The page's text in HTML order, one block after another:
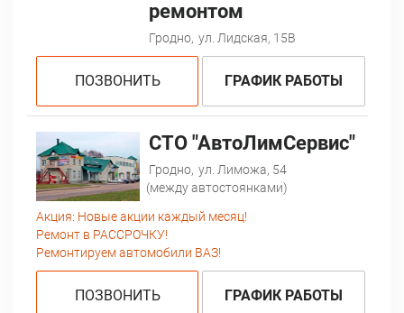
ремонтом
Гродно, ул. Лидская, 15В
ПОЗВОНИТЬ ГРАФИК РАБОТЫ
СТО "АвтоЛимСервис"
Гродно, ул. Лиможа, 54
(между автостоянками)
Акция: Новые акции каждый месяц!
Ремонт в РАССРОЧКУ!
Ремонтируем автомобили ВАЗ!
ПОЗВОНИТЬ ГРАФИК РАБОТЫ